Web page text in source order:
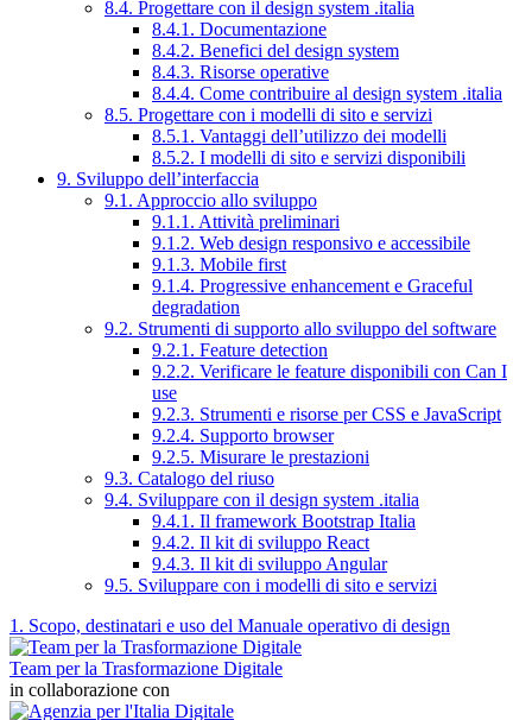
8.4. Progettare con il design system .italia
8.4.1. Documentazione
8.4.2. Benefici del design system
8.4.3. Risorse operative
8.4.4. Come contribuire al design system .italia
8.5. Progettare con i modelli di sito e servizi
8.5.1. Vantaggi dell’utilizzo dei modelli
8.5.2. I modelli di sito e servizi disponibili
9. Sviluppo dell’interfaccia
9.1. Approccio allo sviluppo
9.1.1. Attività preliminari
9.1.2. Web design responsivo e accessibile
9.1.3. Mobile first
9.1.4. Progressive enhancement e Graceful
degradation
9.2. Strumenti di supporto allo sviluppo del software
9.2.1. Feature detection
9.2.2. Verificare le feature disponibili con Can I
use
9.2.3. Strumenti e risorse per CSS e JavaScript
9.2.4. Supporto browser
9.2.5. Misurare le prestazioni
9.3. Catalogo del riuso
9.4. Sviluppare con il design system .italia
9.4.1. Il framework Bootstrap Italia
9.4.2. Il kit di sviluppo React
9.4.3. Il kit di sviluppo Angular
9.5. Sviluppare con i modelli di sito e servizi
1. Scopo, destinatari e uso del Manuale operativo di design
Team per la Trasformazione Digitale
in collaborazione con